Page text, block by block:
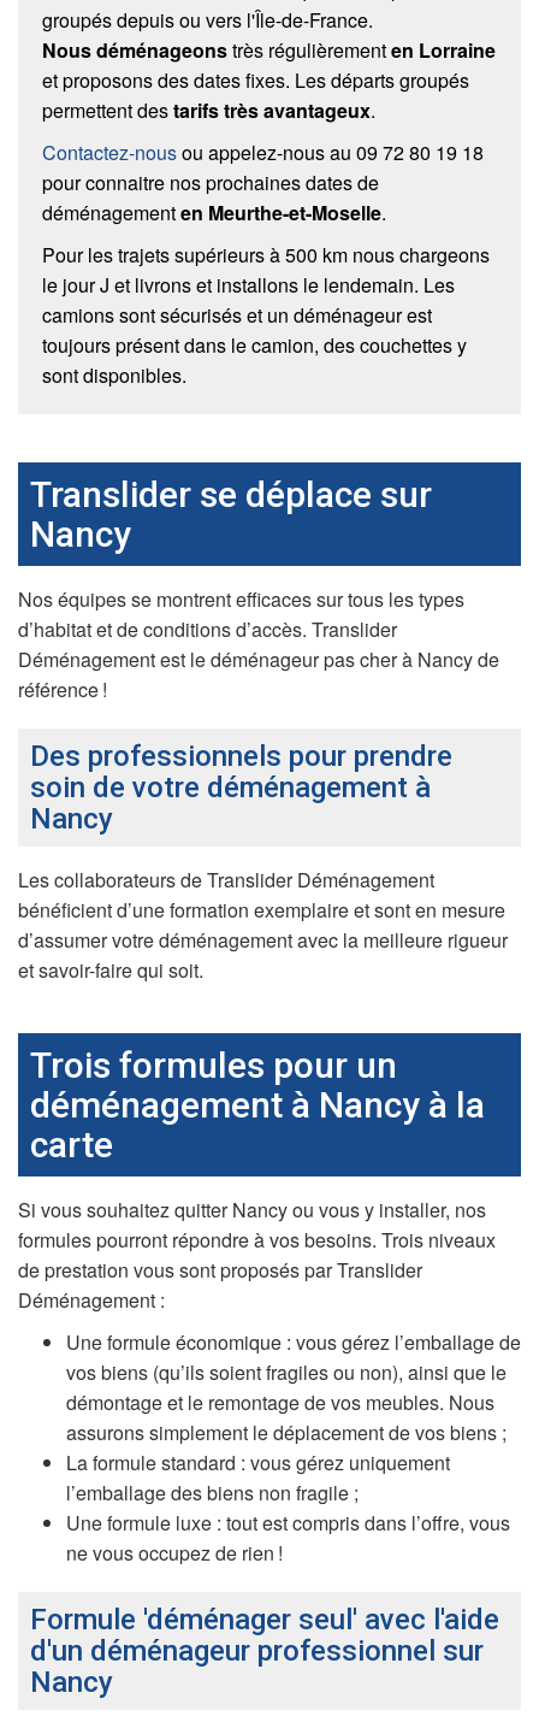
groupés depuis ou vers l'Île-de-France.
Nous déménageonstrès régulièrementen Lorraine
et proposons des dates fixes. Les départs groupés
permettent destarifs très avantageux.
Contactez-nousou appelez-nous au 09 72 80 19 18
pour connaitre nos prochaines dates de
déménagementen Meurthe-et-Moselle.
Pour les trajets supérieurs à 500 km nous chargeons
le jour J et livrons et installons le lendemain. Les
camions sont sécurisés et un déménageur est
toujours présent dans le camion, des couchettes y
sont disponibles.
Translider se déplace sur
Nancy
Nos équipes se montrent efficaces sur tous les types
d’habitat et de conditions d’accès. Translider
Déménagement est le déménageur pas cher à Nancy de
référence !
Des professionnels pour prendre
soin de votre déménagement à
Nancy
Les collaborateurs de Translider Déménagement
bénéficient d’une formation exemplaire et sont en mesure
d’assumer votre déménagement avec la meilleure rigueur
et savoir-faire qui soit.
Trois formules pour un
déménagement à Nancy à la
carte
Si vous souhaitez quitter Nancy ou vous y installer, nos
formules pourront répondre à vos besoins. Trois niveaux
de prestation vous sont proposés par Translider
Déménagement :
Une formule économique : vous gérez l’emballage de
vos biens (qu’ils soient fragiles ou non), ainsi que le
démontage et le remontage de vos meubles. Nous
assurons simplement le déplacement de vos biens ;
La formule standard : vous gérez uniquement
l’emballage des biens non fragile ;
Une formule luxe : tout est compris dans l’offre, vous
ne vous occupez de rien !
Formule 'déménager seul' avec l'aide
d'un déménageur professionnel sur
Nancy